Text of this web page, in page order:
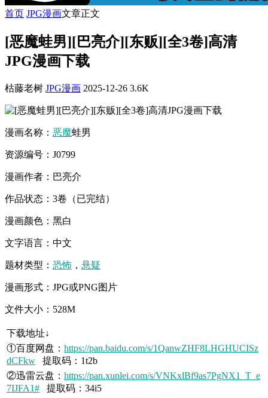
首页 JPG漫画文章正文
[恶魔蛙男][巴亮介][东贩][全3卷]高清
JPG漫画下载
枯藤老树 JPG漫画 2025-12-26 3.6K
漫画名称： 恶魔蛙男
资源编号：J0799
漫画作者：巴亮介
作品状态：3卷（已完结）
漫画颜色：黑白
文字语言：中文
题材类型： 恐怖 ， 悬疑
漫画形式：JPG或PNG图片
文件大小：528M
下载地址↓
①百度网盘： https://pan.baidu.com/s/1QanwZHF8LHGHUCISz
dCFkw 提取码：1t2b
②迅雷云盘： https://pan.xunlei.com/s/VNKxlBf9as7PgNX1_T_e
7IJFA1# 提取码：34i5